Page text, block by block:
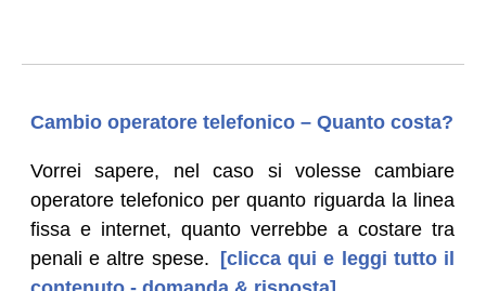
Cambio operatore telefonico – Quanto costa?
Vorrei sapere, nel caso si volesse cambiare
operatore telefonico per quanto riguarda la linea
fissa e internet, quanto verrebbe a costare tra
penali e altre spese. [clicca qui e leggi tutto il